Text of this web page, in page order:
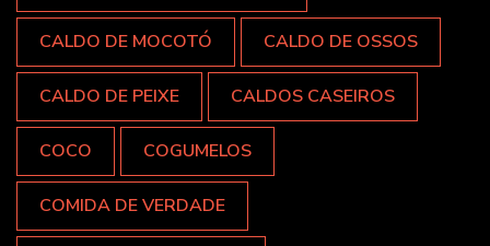
CALDO DE MOCOTÓ CALDO DE OSSOS
CALDO DE PEIXE CALDOS CASEIROS
COCO COGUMELOS
COMIDA DE VERDADE